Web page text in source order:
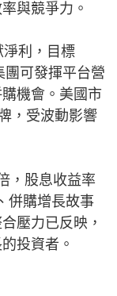
與競爭力。
利，目標
團可發揮平台營
機會。美國市
，受波動影響
股息收益率
併購增長故事
壓力已反映，
投資者。